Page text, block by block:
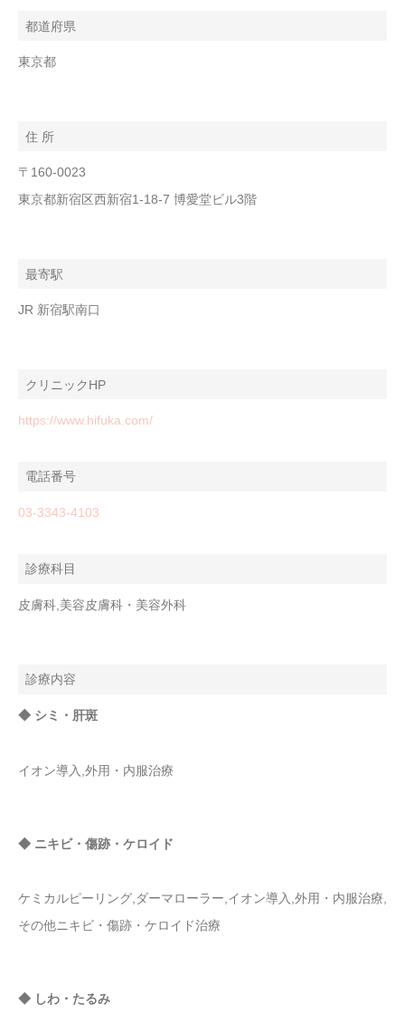
都道府県
東京都
住 所
〒160-0023
東京都新宿区西新宿1-18-7 博愛堂ビル3階
最寄駅
JR 新宿駅南口
クリニックHP
https://www.hifuka.com/
電話番号
03-3343-4103
診療科目
皮膚科,美容皮膚科・美容外科
診療内容
◆ シミ・肝斑
イオン導入,外用・内服治療
◆ ニキビ・傷跡・ケロイド
ケミカルピーリング,ダーマローラー,イオン導入,外用・内服治療,
その他ニキビ・傷跡・ケロイド治療
◆ しわ・たるみ